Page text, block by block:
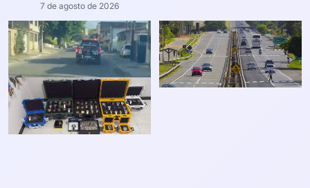
7 de agosto de 2026